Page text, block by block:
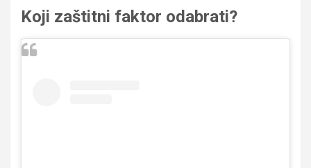
Koji zaštitni faktor odabrati?